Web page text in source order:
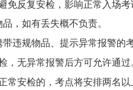
免反复安检，影响正常入场考
，如有丢失概不负责。
违规物品、提示异常报警的
，无异常报警后方可允许通
常安检的，考点将安排两名